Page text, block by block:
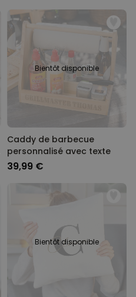
Bientôt disponible
Caddy de barbecue
personnalisé avec texte
39,99 €
Bientôt disponible